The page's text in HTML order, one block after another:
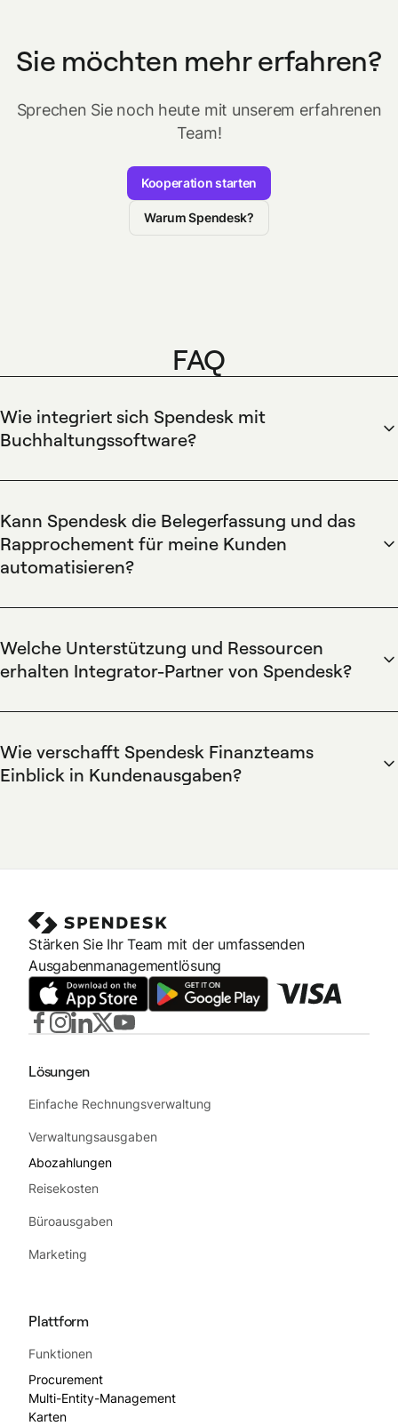
Sie möchten mehr erfahren?
Sprechen Sie noch heute mit unserem erfahrenen
Team!
Kooperation starten
Warum Spendesk?
FAQ
Wie integriert sich Spendesk mit
Buchhaltungssoftware?
Transaktionen, Belege und Buchungscodes zu exportieren
und das Rapprochement von Ausgabendaten per Klick zu
ermöglichen. Exportfunktionen und das zentrale
Transaktions-Dashboard von Spendesk vereinfachen die
Übergabe an Hauptbücher und ERPs, reduzieren manuelle
Kann Spendesk die Belegerfassung und das
Rapprochement für meine Kunden
automatisieren?
durch Erfassen von Belegen, Zuordnung zu Transaktionen
und Vergabe von Buchungscodes, um manuelle Aufgaben zu
eliminieren. Die Automatisierung von Spendesk reduziert
den Aufwand für Papierarbeit und gewährleistet konsistente,
Welche Unterstützung und Ressourcen
erhalten Integrator-Partner von Spendesk?
Oberfläche, Schulungstools, Marketingmaterialien und
Zugang zu einem dedizierten Support-Team für Onboarding
und Kundenverwaltung. Die Partner-Ressourcen von
Spendesk beschleunigen die Implementierung und helfen
Wie verschafft Spendesk Finanzteams
Einblick in Kundenausgaben?
Genehmigungen an einem Ort überwachen können. Zentrales
schnellere Entscheidungen und klarere Aufsicht über
unternehmensweite Ausgaben.
Stärken Sie Ihr Team mit der umfassenden
Ausgabenmanagementlösung
Lösungen
Einfache Rechnungsverwaltung
Verwaltungsausgaben
Abozahlungen
Reisekosten
Büroausgaben
Marketing
Plattform
Funktionen
Procurement
Multi-Entity-Management
Karten